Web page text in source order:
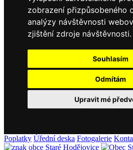
zobrazení přizpůsobeného
analýzy návštěvnosti
zjištění zdroje návštěvnosti.
Souhlasím
Odmítám
Upravit mé
Poplatky Úřední deska Fotogalerie